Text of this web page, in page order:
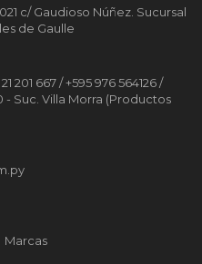
c/ Gaudioso Núñez. Sucursal
de Gaulle
201 667 / +595 976 564126 /
- Suc. Villa Morra (Productos
Marcas